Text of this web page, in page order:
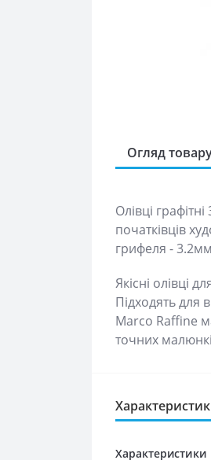
Огляд
Олівці
початківців
грифеля -
Якісні олівці
Підходять для
Marco Raffine
точних
Характеристики